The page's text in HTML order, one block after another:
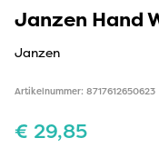
Janzen Hand
Janzen
Artikelnummer: 8717612650623
€ 29,85